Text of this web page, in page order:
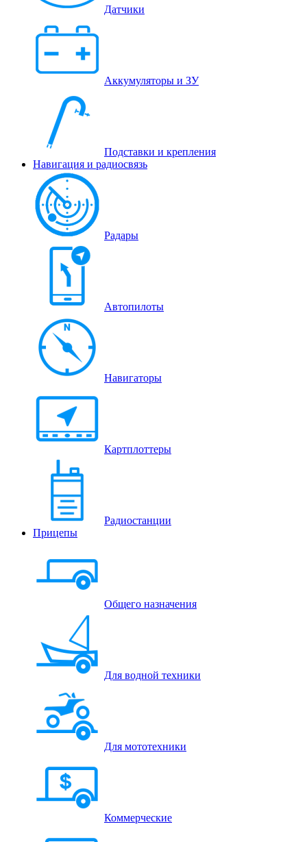
Датчики
Аккумуляторы и ЗУ
Подставки и крепления
Навигация и радиосвязь
Радары
Автопилоты
Навигаторы
Картплоттеры
Радиостанции
Прицепы
Общего назначения
Для водной техники
Для мототехники
Коммерческие